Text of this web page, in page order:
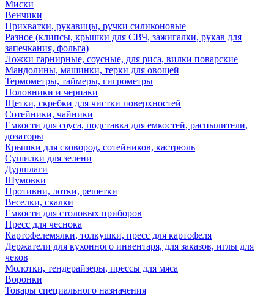
Миски
Венчики
Прихватки, рукавицы, ручки силиконовые
Разное (клипсы, крышки для СВЧ, зажигалки, рукав для
запечкания, фольга)
Ложки гарнирные, соусные, для риса, вилки поварские
Мандолины, машинки, терки для овощей
Термометры, таймеры, гигрометры
Половники и черпаки
Щетки, скребки для чистки поверхностей
Сотейники, чайники
Емкости для соуса, подставка для емкостей, распылители,
дозаторы
Крышки для сковород, сотейников, кастрюль
Сушилки для зелени
Дуршлаги
Шумовки
Противни, лотки, решетки
Веселки, скалки
Емкости для столовых приборов
Пресс для чеснока
Картофелемялки, толкушки, пресс для картофеля
Держатели для кухонного инвентаря, для заказов, иглы для
чеков
Молотки, тендерайзеры, прессы для мяса
Воронки
Товары специального назначения